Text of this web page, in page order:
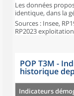
Les données
identique, dans la
Sources : Insee,
RP2023
POP T3M -
historique
Indicateurs